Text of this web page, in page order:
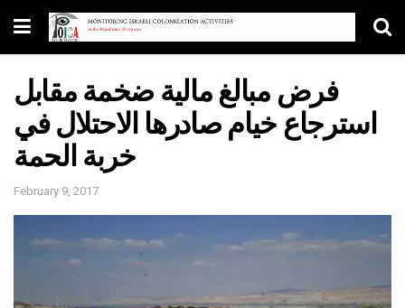
فرض مبالغ مالية ضخمة مقابل
استرجاع خيام صادرها الاحتلال في
خربة الحمة
February 9, 2017